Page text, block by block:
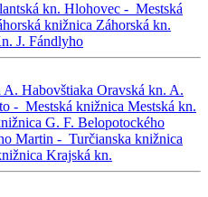
kn. Hlohovec - Mestská
knižnica Záhorská kn.
J. Fándlyho
A. Habovštiaka Oravská kn. A.
- Mestská knižnica Mestská kn.
G. F. Belopotockého
Martin - Turčianska knižnica
Krajská kn.